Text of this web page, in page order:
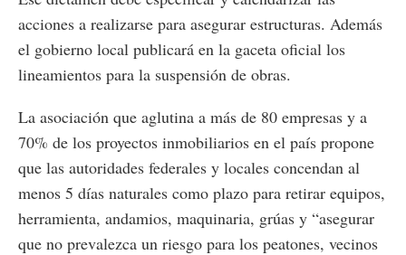
acciones a realizarse para asegurar estructuras. Además
el gobierno local publicará en la gaceta oficial los
lineamientos para la suspensión de obras.
La asociación que aglutina a más de 80 empresas y a
70% de los proyectos inmobiliarios en el país propone
que las autoridades federales y locales concendan al
menos 5 días naturales como plazo para retirar equipos,
herramienta, andamios, maquinaria, grúas y “asegurar
que no prevalezca un riesgo para los peatones, vecinos